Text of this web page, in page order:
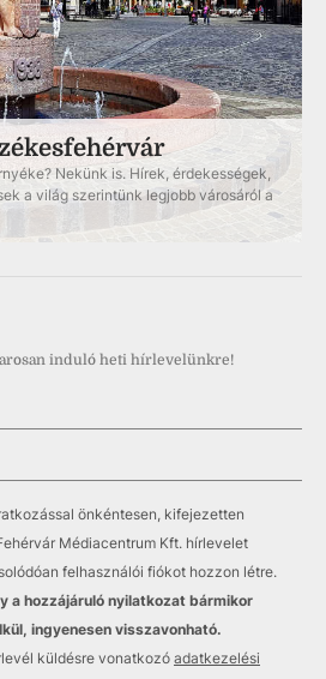
Nekünk is. Hírek, érdekességek,
a világ szerintünk legjobb városáról a
induló heti hírlevelünkre!
önkéntesen, kifejezetten
Médiacentrum Kft. hírlevelet
felhasználói fiókot hozzon létre.
a hozzájáruló nyilatkozat bármikor
ingyenesen visszavonható.
küldésre vonatkozó adatkezelési